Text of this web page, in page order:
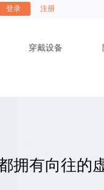
登录 注册
穿戴设备
拥有向往的